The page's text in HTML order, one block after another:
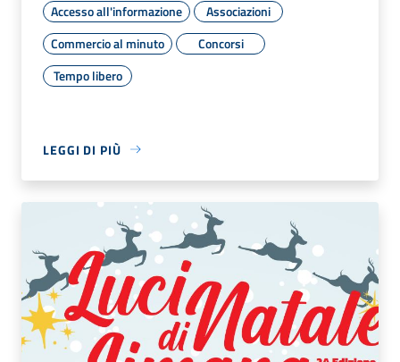
Accesso all'informazione
Associazioni
Commercio al minuto
Concorsi
Tempo libero
LEGGI DI PIÙ